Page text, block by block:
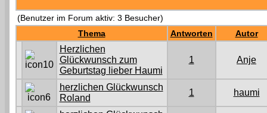
(Benutzer im Forum aktiv: 3 Besucher)
Thema
Antworten Autor
Herzlichen
Glückwunsch zum
Geburtstag lieber Haumi
1 Anje
herzlichen Glückwunsch
Roland
1 haumi